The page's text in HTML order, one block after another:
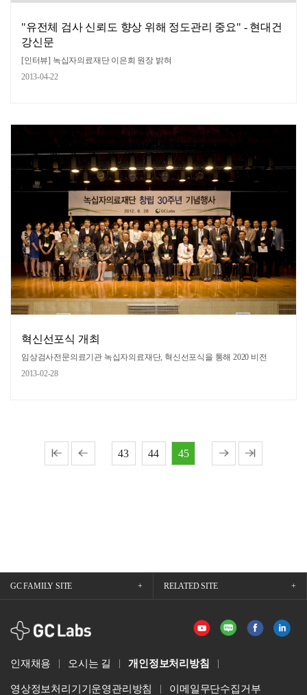
"유전체 검사 신뢰도 향상 위해 정도관리 중요" - 현대건
강신문
[인터뷰] 녹십자의료재단 이은희 원장 밝혀
2013-04-22
혁신선포식 개최
임상검사전문의료기관 녹십자의료재단, 혁신선포식을 통해 2020 비전
2013-02-28
43 44 45
GC FAMILY SITE RELATED SITE
GCLabs
인재채용 오시는 길 개인정보처리방침
영상정보처리기기운영관리방침 이메일무단수집거부